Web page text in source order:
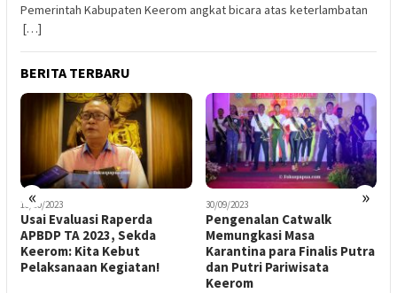
Pemerintah Kabupaten Keerom angkat bicara atas keterlambatan
[…]
BERITA TERBARU
« »
15/10/2023
Usai Evaluasi Raperda
APBDP TA 2023, Sekda
Keerom: Kita Kebut
Pelaksanaan Kegiatan!
30/09/2023
Pengenalan Catwalk
Memungkasi Masa
Karantina para Finalis Putra
dan Putri Pariwisata
Keerom